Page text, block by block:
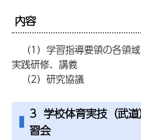
内容
（1）学習指導要領の各領
実践研修、講義
（2）研究協議
3 学校体育実技（武
習会